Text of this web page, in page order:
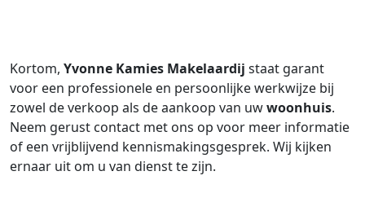
Kortom, Yvonne Kamies Makelaardij staat garant
voor een professionele en persoonlijke werkwijze bij
zowel de verkoop als de aankoop van uwwoonhuis.
Neem gerust contact met ons op voor meer informatie
of een vrijblijvend kennismakingsgesprek. Wij kijken
ernaar uit om u van dienst te zijn.